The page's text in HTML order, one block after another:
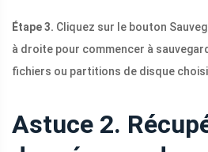
Étape 3. Cliquez sur le bouton
à droite pour commencer à
fichiers ou partitions de disque
Astuce 2.